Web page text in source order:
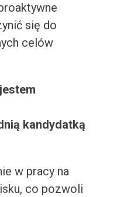
się do
celów
kandydatką
w pracy na
co pozwoli